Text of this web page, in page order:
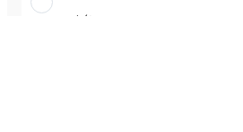
phút